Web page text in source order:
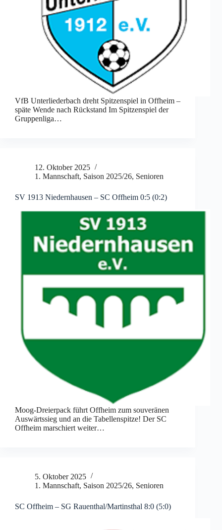
VfB Unterliederbach dreht Spitzenspiel in Offheim –
späte Wende nach Rückstand Im Spitzenspiel der
Gruppenliga…
12. Oktober 2025
1. Mannschaft, Saison 2025/26, Senioren
SV 1913 Niedernhausen – SC Offheim 0:5 (0:2)
Moog-Dreierpack führt Offheim zum souveränen
Auswärtssieg und an die Tabellenspitze! Der SC
Offheim marschiert weiter…
5. Oktober 2025
1. Mannschaft, Saison 2025/26, Senioren
SC Offheim – SG Rauenthal/Martinsthal 8:0 (5:0)